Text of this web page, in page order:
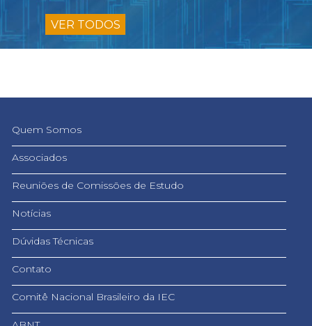
VER TODOS
Quem Somos
Associados
Reuniões de Comissões de Estudo
Notícias
Dúvidas Técnicas
Contato
Comitê Nacional Brasileiro da IEC